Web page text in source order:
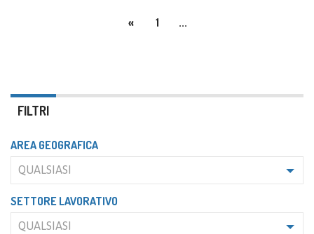
« 1 ...
FILTRI
AREA GEOGRAFICA
QUALSIASI
SETTORE LAVORATIVO
QUALSIASI